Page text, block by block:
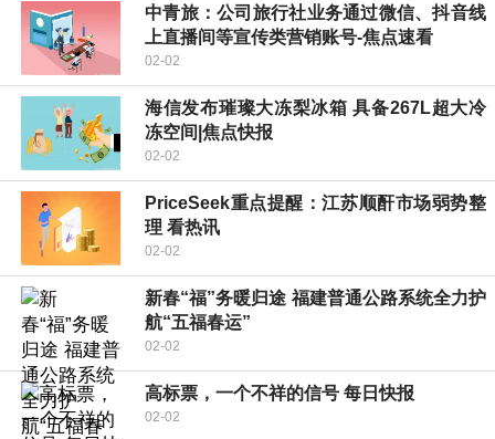
中青旅：公司旅行社业务通过微信、抖音线
上直播间等宣传类营销账号-焦点速看
02-02
海信发布璀璨大冻梨冰箱 具备267L超大冷
冻空间|焦点快报
02-02
PriceSeek重点提醒：江苏顺酐市场弱势整
理 看热讯
02-02
新春“福”务暖归途 福建普通公路系统全力护
航“五福春运”
02-02
高标票，一个不祥的信号 每日快报
02-02